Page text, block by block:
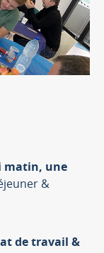
matin, une
&
de travail &